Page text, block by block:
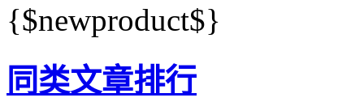
{$newproduct$}
同类文章排行